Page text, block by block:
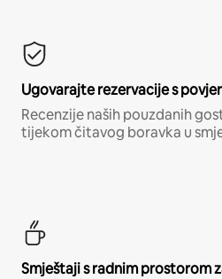
Ugovarajte rezervacije s
Recenzije naših pouzdanih
tijekom čitavog boravka u
Smještaji s radnim prostorom